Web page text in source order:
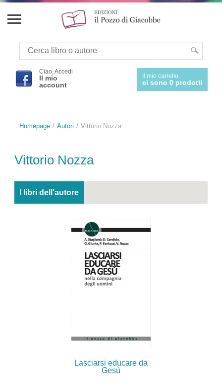
Ciao, Accedi
Il mio
account
Il mio carrello
ci sono 0 prodotti
Homepage Autori Vittorio Nozza
Vittorio Nozza
I libri dell'autore
Lasciarsi educare da
Gesù